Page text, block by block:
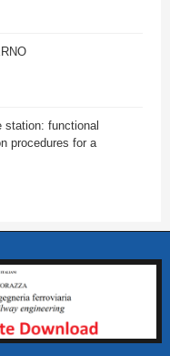
station: functional
procedures for a